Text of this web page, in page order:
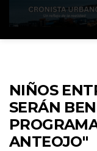
NIÑOS
SERÁN
ANTEOJO"